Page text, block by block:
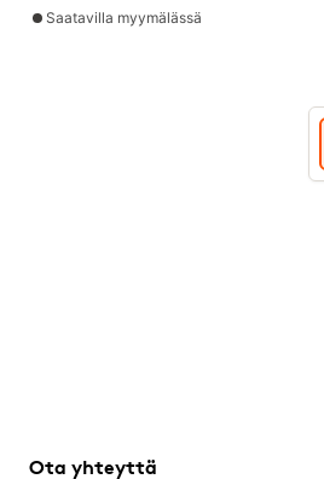
Saatavilla myymälässä
Ota yhteyttä